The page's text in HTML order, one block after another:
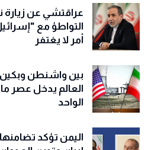
عراقتشي عن زيارة
التواطؤ مع
أمر لا يغتفر
بين واشنطن
العالم يدخل عصر ما
الواحد
اليمن تؤكد